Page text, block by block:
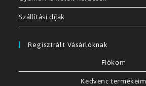
Szállítási díjak
Regisztrált Vásárlóknak
Fiókom
Kedvenc termékeim